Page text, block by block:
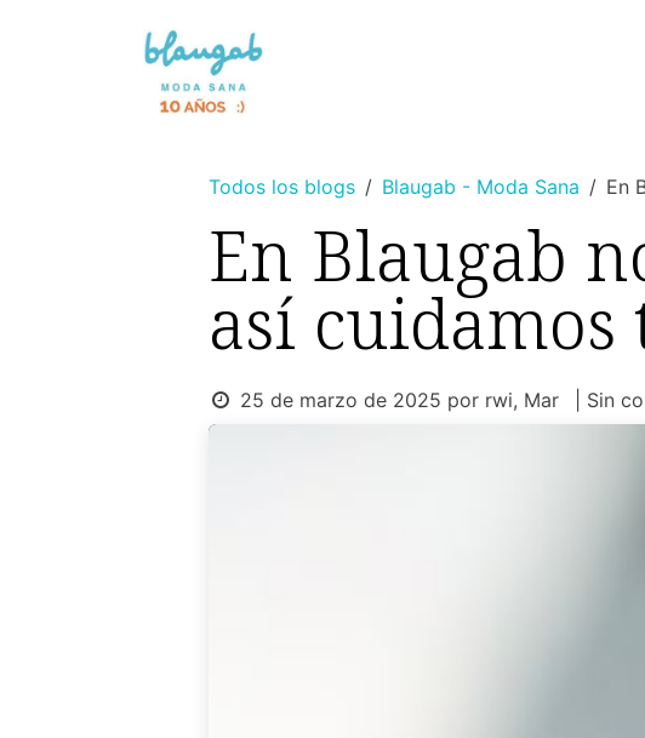
Todos los blogs Blaugab - Moda Sana En
En Blaugab
así
25 de marzo de 2025 por rwi, Mar | Sin